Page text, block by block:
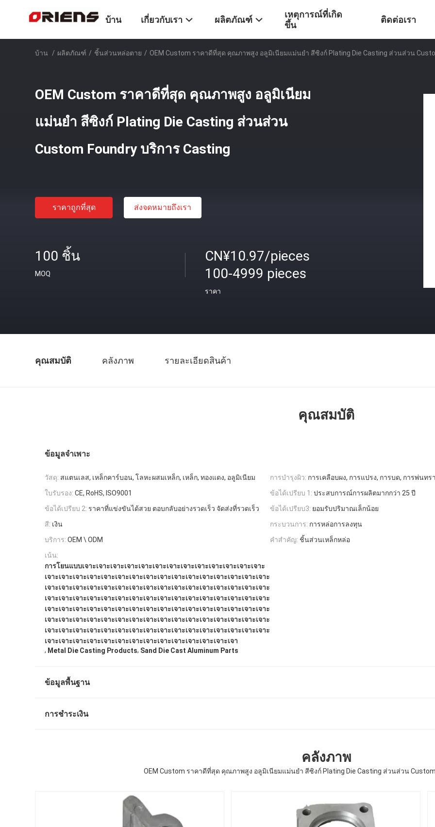
บ้าน เกี่ยวกับเรา ผลิตภัณฑ์
เหตุการณ์ที่เกิด
ขึ้น
ติดต่อเรา
บ้าน / ผลิตภัณฑ์ / ชิ้นส่วนหล่อตาย / OEM Custom ราคาดีที่สุด คุณภาพสูง อลูมิเนียมแม่นยํา สีซิงก์ Plating Die Casting ส่วนส่วน
OEM Custom ราคาดีที่สุด คุณภาพสูง อลูมิเนียม
แม่นยํา สีซิงก์ Plating Die Casting ส่วนส่วน
Custom Foundry บริการ Casting
ราคาถูกที่สุด ส่งจดหมายถึงเรา
100 ชิ้น
MOQ
CN¥10.97/pieces
100-4999 pieces
ราคา
คุณสมบัติ คลังภาพ รายละเอียดสินค้า
คุณสมบัติ
ข้อมูลจำเพาะ
วัสดุ: สแตนเลส, เหล็กคาร์บอน, โลหะผสมเหล็ก, เหล็ก, ทองแดง, อลูมิเนียม การบํารุงผิว: การเคลือบผง, การแปรง, การบด, การพ่นทร
ใบรับรอง: CE, RoHS, ISO9001 ข้อได้เปรียบ 1: ประสบการณ์การผลิตมากกว่า 25 ปี
ข้อได้เปรียบ 2: ราคาที่แข่งขันได้สวย ตอบกลับอย่างรวดเร็ว จัดส่งที่รวดเร็ว ข้อได้เปรียบ3: ยอมรับปริมาณเล็กน้อย
สี: เงิน กระบวนการ: การหล่อการลงทุน
บริการ: OEM \ ODM คําสําคัญ: ชิ้นส่วนเหล็กหล่อ
เน้น:
การโยนแบบเจาะเจาะเจาะเจาะเจาะเจาะเจาะเจาะเจาะเจาะเจาะเจาะเจาะ
เจาะเจาะเจาะเจาะเจาะเจาะเจาะเจาะเจาะเจาะเจาะเจาะเจาะเจาะเจาะเจาะ
เจาะเจาะเจาะเจาะเจาะเจาะเจาะเจาะเจาะเจาะเจาะเจาะเจาะเจาะเจาะเจาะ
เจาะเจาะเจาะเจาะเจาะเจาะเจาะเจาะเจาะเจาะเจาะเจาะเจาะเจาะเจาะเจาะ
เจาะเจาะเจาะเจาะเจาะเจาะเจาะเจาะเจาะเจาะเจาะเจาะเจาะเจาะเจาะเจาะ
เจาะเจาะเจาะเจาะเจาะเจาะเจาะเจาะเจาะเจาะเจาะเจาะเจาะเจาะเจาะเจาะ
เจาะเจาะเจาะเจาะเจาะเจาะเจาะเจาะเจาะเจาะเจาะเจาะเจาะเจาะเจาะเจาะ
เจาะเจาะเจาะเจาะเจาะเจาะเจาะเจาะเจาะเจาะเจาะเจาะเจาะเจา
, Metal Die Casting Products, Sand Die Cast Aluminum Parts
ข้อมูลพื้นฐาน
การชำระเงิน
คลังภาพ
OEM Custom ราคาดีที่สุด คุณภาพสูง อลูมิเนียมแม่นยํา สีซิงก์ Plating Die Casting ส่วนส่วน